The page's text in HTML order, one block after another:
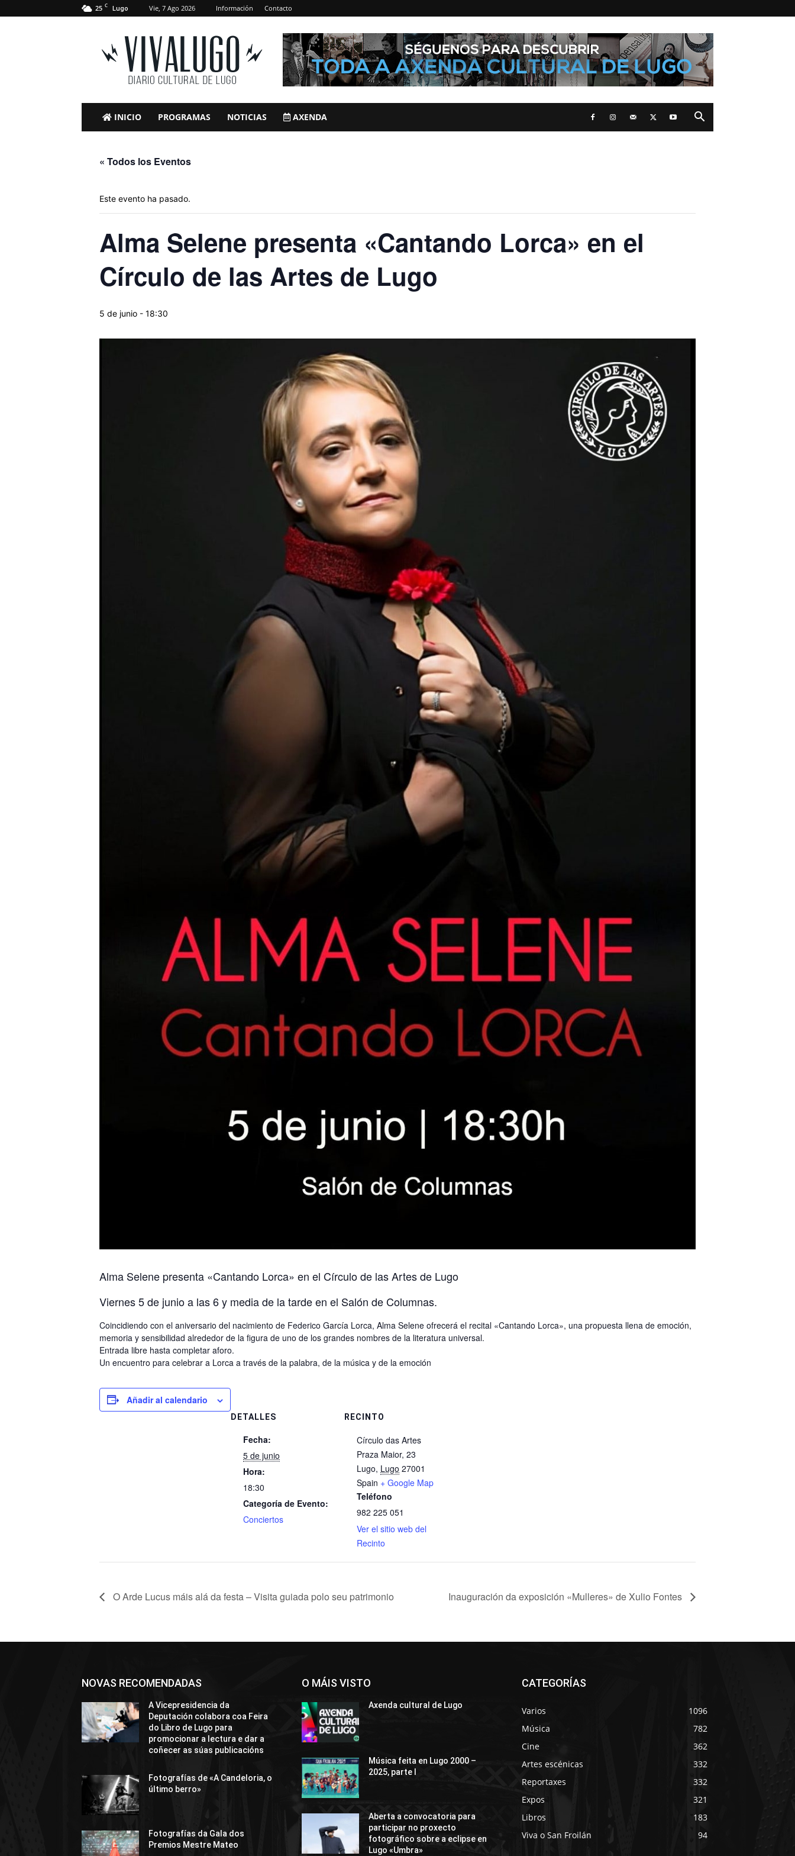
25 C Lugo Vie, 7 Ago 2026 Información Contacto
VivaLugo
INICIO PROGRAMAS NOTICIAS AXENDA
« Todos los Eventos
Este evento ha pasado.
Alma Selene presenta «Cantando Lorca» en el
Círculo de las Artes de Lugo
5 de junio - 18:30
Alma Selene presenta «Cantando Lorca» en el Círculo de las Artes de Lugo
Viernes 5 de junio a las 6 y media de la tarde en el Salón de Columnas.
Coincidiendo con el aniversario del nacimiento de Federico García Lorca, Alma Selene ofrecerá el recital «Cantando Lorca», una propuesta llena de emoción,
memoria y sensibilidad alrededor de la figura de uno de los grandes nombres de la literatura universal.
Entrada libre hasta completar aforo.
Un encuentro para celebrar a Lorca a través de la palabra, de la música y de la emoción
Añadir al calendario
DETALLES
Fecha:
5 de junio
Hora:
18:30
Categoría de Evento:
Conciertos
RECINTO
Círculo das Artes
Praza Maior, 23
Lugo, Lugo 27001
Spain + Google Map
Teléfono
982 225 051
Ver el sitio web del
Recinto
O Arde Lucus máis alá da festa – Visita guiada polo seu patrimonio Inauguración da exposición «Mulleres» de Xulio Fontes
NOVAS RECOMENDADAS
A Vicepresidencia da
Deputación colabora coa Feira
do Libro de Lugo para
promocionar a lectura e dar a
coñecer as súas publicacións
Fotografías de «A Candeloria, o
último berro»
Fotografías da Gala dos
Premios Mestre Mateo
O MÁIS VISTO
Axenda cultural de Lugo
Música feita en Lugo 2000 –
2025, parte I
Aberta a convocatoria para
participar no proxecto
fotográfico sobre a eclipse en
Lugo «Umbra»
CATEGORÍAS
Varios
1096
Música
782
Cine
362
Artes escénicas
332
Reportaxes
332
Expos
321
Libros
183
Viva o San Froilán
94